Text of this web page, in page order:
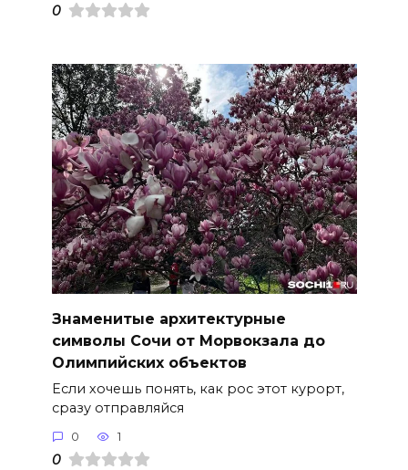
0
Знаменитые архитектурные
символы Сочи от Морвокзала до
Олимпийских объектов
Если хочешь понять, как рос этот курорт,
сразу отправляйся
0 1
0